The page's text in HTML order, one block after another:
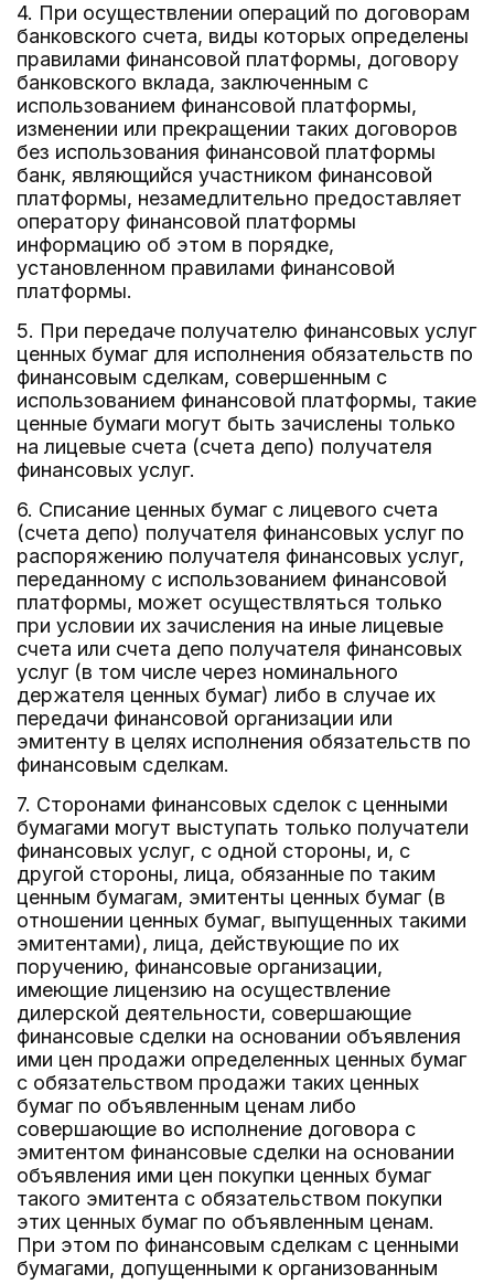
4. При осуществлении операций по договорам
банковского счета, виды которых определены
правилами финансовой платформы, договору
банковского вклада, заключенным с
использованием финансовой платформы,
изменении или прекращении таких договоров
без использования финансовой платформы
банк, являющийся участником финансовой
платформы, незамедлительно предоставляет
оператору финансовой платформы
информацию об этом в порядке,
установленном правилами финансовой
платформы.
5. При передаче получателю финансовых услуг
ценных бумаг для исполнения обязательств по
финансовым сделкам, совершенным с
использованием финансовой платформы, такие
ценные бумаги могут быть зачислены только
на лицевые счета (счета депо) получателя
финансовых услуг.
6. Списание ценных бумаг с лицевого счета
(счета депо) получателя финансовых услуг по
распоряжению получателя финансовых услуг,
переданному с использованием финансовой
платформы, может осуществляться только
при условии их зачисления на иные лицевые
счета или счета депо получателя финансовых
услуг (в том числе через номинального
держателя ценных бумаг) либо в случае их
передачи финансовой организации или
эмитенту в целях исполнения обязательств по
финансовым сделкам.
7. Сторонами финансовых сделок с ценными
бумагами могут выступать только получатели
финансовых услуг, с одной стороны, и, с
другой стороны, лица, обязанные по таким
ценным бумагам, эмитенты ценных бумаг (в
отношении ценных бумаг, выпущенных такими
эмитентами), лица, действующие по их
поручению, финансовые организации,
имеющие лицензию на осуществление
дилерской деятельности, совершающие
финансовые сделки на основании объявления
ими цен продажи определенных ценных бумаг
с обязательством продажи таких ценных
бумаг по объявленным ценам либо
совершающие во исполнение договора с
эмитентом финансовые сделки на основании
объявления ими цен покупки ценных бумаг
такого эмитента с обязательством покупки
этих ценных бумаг по объявленным ценам.
При этом по финансовым сделкам с ценными
бумагами, допущенными к организованным